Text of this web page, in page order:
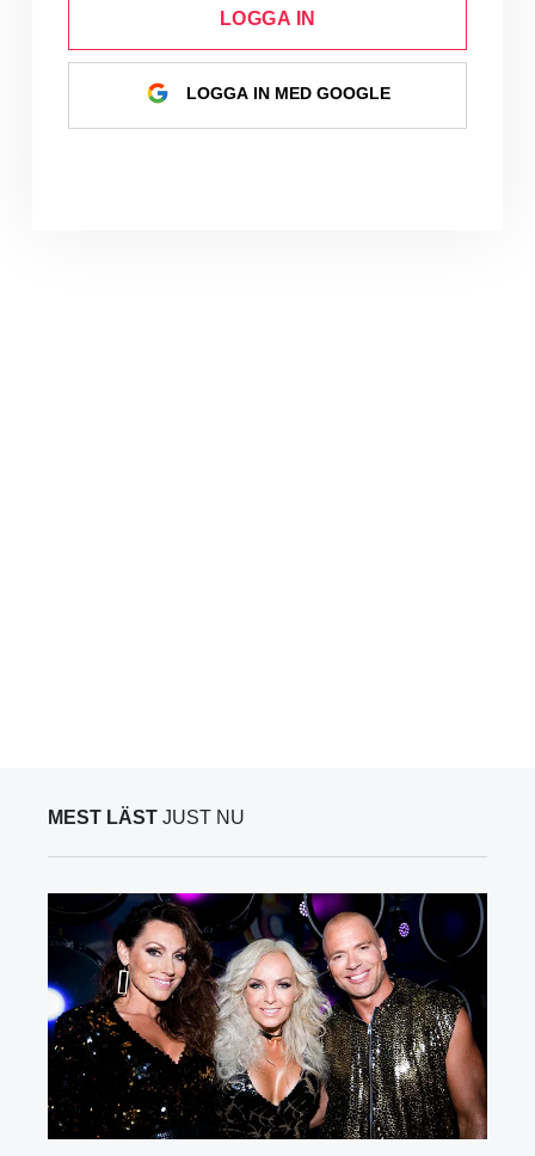
LOGGA IN
LOGGA IN MED GOOGLE
MEST LÄST JUST NU